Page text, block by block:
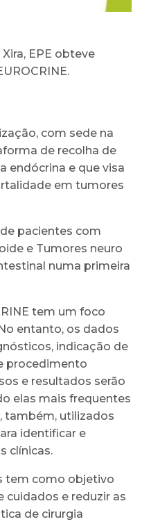
EPE obteve
com sede na
de recolha de
endócrina e que visa
em tumores
pacientes com
e Tumores neuro
numa primeira
tem um foco
entanto, os dados
indicação de
procedimento
e resultados serão
elas mais frequentes
também, utilizados
identificar e
clínicas.
tem como objetivo
cuidados e reduzir as
de cirurgia